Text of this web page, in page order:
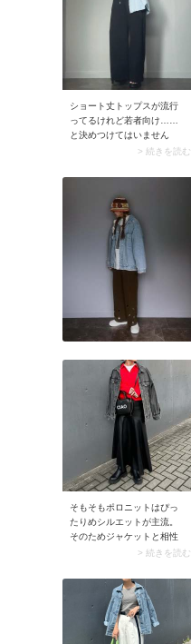
ショート丈トップスが流行
ってるけれど若者向け……
と決めつけてはいません
か？ 実は40代50代のカジュ
でぜひ取り入れてみましょ
ボトムを合わせること！ 肌
見せが控え目になり、安心
して着こなせますよ。
> 続きを読む
そもそもポロニットはぴっ
たりめシルエットが主流。
そのためジャケットと相性
は抜群です。アウターを羽
デがスッキリ見えるのはポ
ロニットならでは。ポロ襟
にきちんと感があるので、
オフィスカジュアルにもう
ってつけです。
> 続きを読む